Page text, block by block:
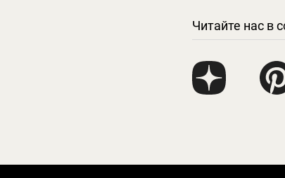
Читайте нас в